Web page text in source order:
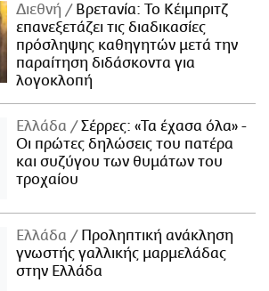
Διεθνή
Βρετανία: Το Κέιμπριτζ
επανεξετάζει τις διαδικασίες
πρόσληψης καθηγητών μετά την
παραίτηση διδάσκοντα για
λογοκλοπή
Ελλάδα
Σέρρες: «Τα έχασα όλα» -
Οι πρώτες δηλώσεις του πατέρα
και συζύγου των θυμάτων του
τροχαίου
Ελλάδα
Προληπτική ανάκληση
γνωστής γαλλικής μαρμελάδας
στην Ελλάδα